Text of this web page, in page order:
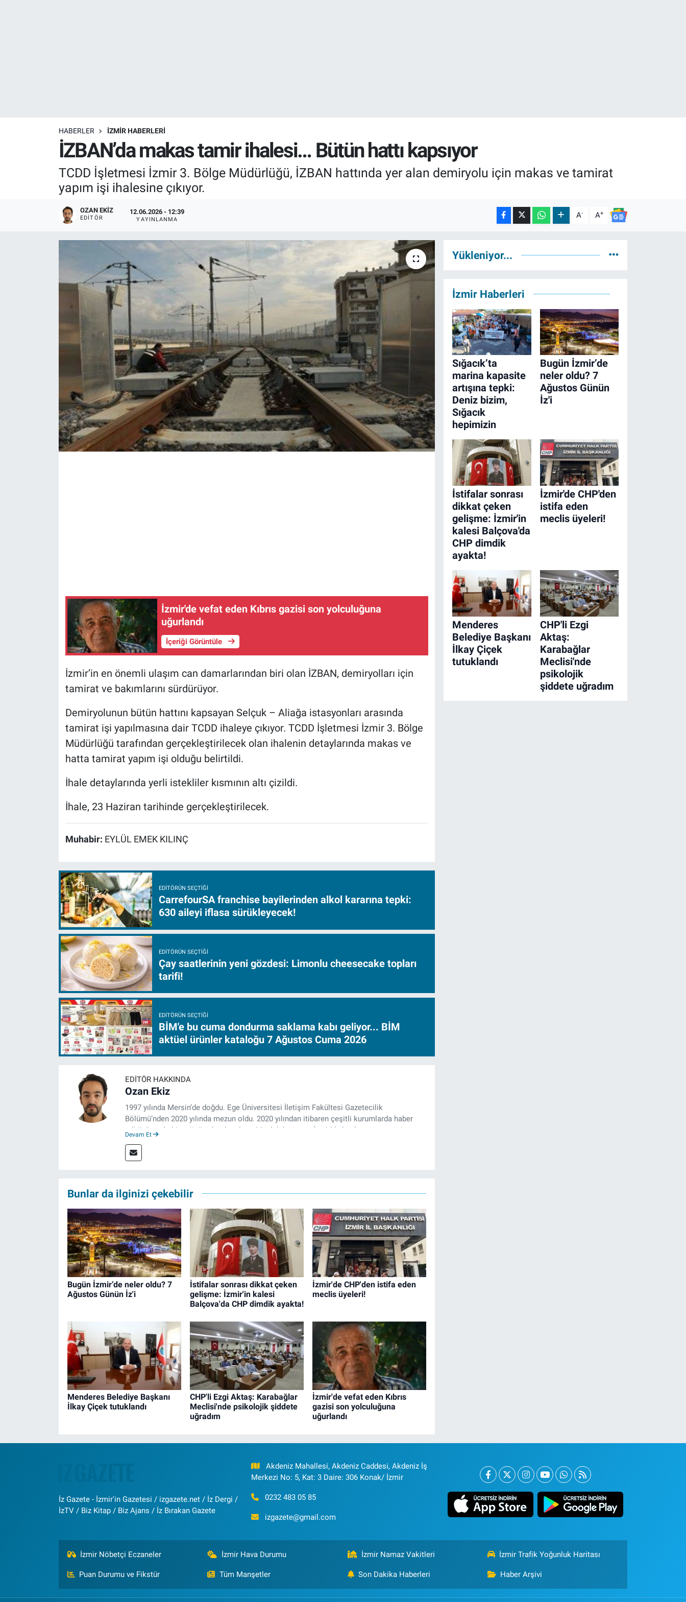
HABERLER İZMİR HABERLERİ
İZBAN’da makas tamir ihalesi… Bütün hattı kapsıyor
TCDD İşletmesi İzmir 3. Bölge Müdürlüğü, İZBAN hattında yer alan demiryolu için makas ve tamirat
yapım işi ihalesine çıkıyor.
OZAN EKIZ
EDITÖR
12.06.2026 - 12:39
YAYINLANMA A- A+
İzmir'de vefat eden Kıbrıs gazisi son yolculuğuna
uğurlandı
İçeriği Görüntüle
İzmir’in en önemli ulaşım can damarlarından biri olan İZBAN, demiryolları için
tamirat ve bakımlarını sürdürüyor.
Demiryolunun bütün hattını kapsayan Selçuk – Aliağa istasyonları arasında
tamirat işi yapılmasına dair TCDD ihaleye çıkıyor. TCDD İşletmesi İzmir 3. Bölge
Müdürlüğü tarafından gerçekleştirilecek olan ihalenin detaylarında makas ve
hatta tamirat yapım işi olduğu belirtildi.
İhale detaylarında yerli istekliler kısmının altı çizildi.
İhale, 23 Haziran tarihinde gerçekleştirilecek.
Muhabir: EYLÜL EMEK KILINÇ
EDITÖRÜN SEÇTIĞI
CarrefourSA franchise bayilerinden alkol kararına tepki:
630 aileyi iflasa sürükleyecek!
EDITÖRÜN SEÇTIĞI
Çay saatlerinin yeni gözdesi: Limonlu cheesecake topları
tarifi!
EDITÖRÜN SEÇTIĞI
BİM'e bu cuma dondurma saklama kabı geliyor... BİM
aktüel ürünler kataloğu 7 Ağustos Cuma 2026
EDITÖR HAKKINDA
Ozan Ekiz
1997 yılında Mersin’de doğdu. Ege Üniversitesi İletişim Fakültesi Gazetecilik
Bölümü’nden 2020 yılında mezun oldu. 2020 yılından itibaren çeşitli kurumlarda haber
editörü, muhabir, rejisör olarak çalıştı. Meslek hayatına İzmir’de başlayan gazeteci,
Devam Et
Bunlar da ilginizi çekebilir
Bugün İzmir’de neler oldu? 7
Ağustos Günün İz'i
İstifalar sonrası dikkat çeken
gelişme: İzmir'in kalesi
Balçova'da CHP dimdik ayakta!
İzmir'de CHP'den istifa eden
meclis üyeleri!
Menderes Belediye Başkanı
İlkay Çiçek tutuklandı
CHP'li Ezgi Aktaş: Karabağlar
Meclisi'nde psikolojik şiddete
uğradım
İzmir'de vefat eden Kıbrıs
gazisi son yolculuğuna
uğurlandı
Yükleniyor...
İzmir Haberleri
Sığacık’ta
marina kapasite
artışına tepki:
Deniz bizim,
Sığacık
hepimizin
Bugün İzmir’de
neler oldu? 7
Ağustos Günün
İz'i
İstifalar sonrası
dikkat çeken
gelişme: İzmir'in
kalesi Balçova'da
CHP dimdik
ayakta!
İzmir'de CHP'den
istifa eden
meclis üyeleri!
Menderes
Belediye Başkanı
İlkay Çiçek
tutuklandı
CHP'li Ezgi
Aktaş:
Karabağlar
Meclisi'nde
psikolojik
şiddete uğradım
İz Gazete - İzmir'in Gazetesi / izgazete.net / İz Dergi /
İzTV / Biz Kitap / Biz Ajans / İz Bırakan Gazete
Akdeniz Mahallesi, Akdeniz Caddesi, Akdeniz İş
Merkezi No: 5, Kat: 3 Daire: 306 Konak/ İzmir
0232 483 05 85
izgazete@gmail.com
İzmir Nöbetçi Eczaneler İzmir Hava Durumu İzmir Namaz Vakitleri İzmir Trafik Yoğunluk Haritası
Puan Durumu ve Fikstür Tüm Manşetler Son Dakika Haberleri Haber Arşivi